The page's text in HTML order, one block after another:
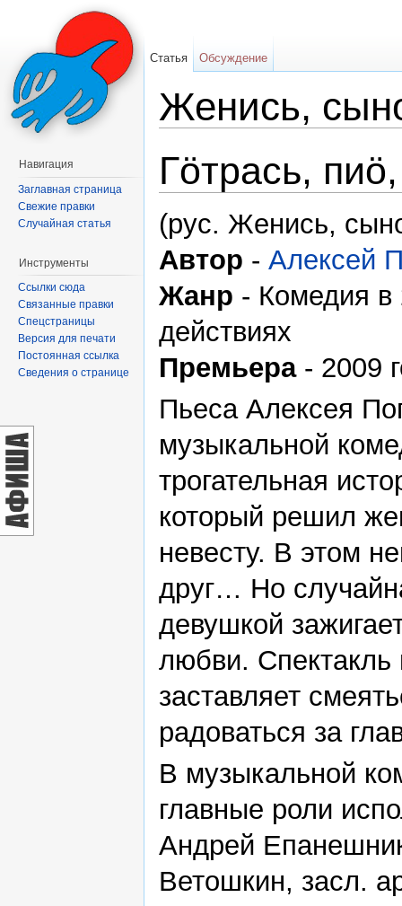
Женись,
Гöтрась,
(рус. Женись,
Автор - Алексей
Жанр - Комедия в
действиях
Премьера- 2009
Пьеса Алексея
музыкальной
трогательная
который решил
невесту. В этом
друг… Но
девушкой
любви.
заставляет
радоваться за
В музыкальной
главные роли
Андрей
Ветошкин, засл.
Статья Обсуждение
Навигация
Заглавная страница
Свежие правки
Случайная статья
Инструменты
Ссылки сюда
Связанные правки
Спецстраницы
Версия для печати
Постоянная ссылка
Сведения о странице